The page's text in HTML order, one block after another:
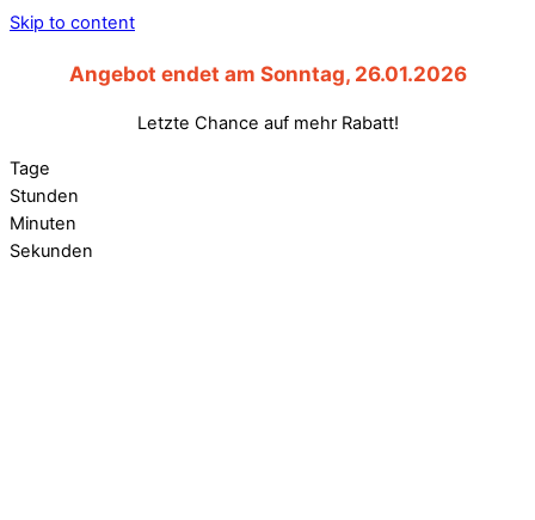
Skip to content
Angebot endet am Sonntag, 26.01.2026
Letzte Chance auf mehr Rabatt!
Tage
Stunden
Minuten
Sekunden